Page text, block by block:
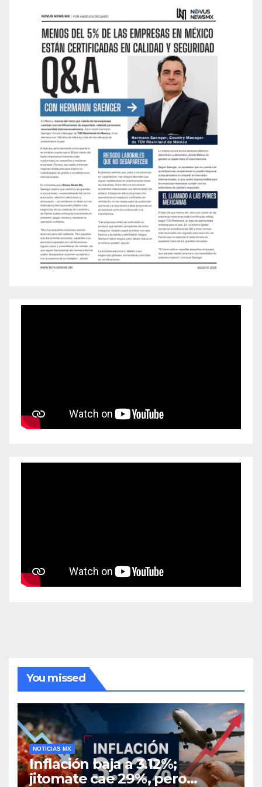
You missed
NOTICIAS MX
Inflación baja a 3.12%;
jitomate cae 29%, pero